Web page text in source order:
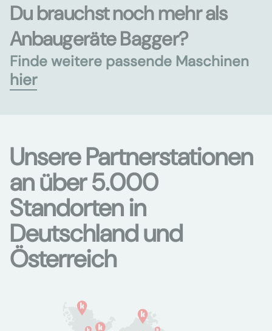
Du brauchst noch mehr als
Anbaugeräte Bagger?
Finde weitere passende Maschinen
hier
Unsere Partnerstationen
an über 5.000
Standorten in
Deutschland und
Österreich